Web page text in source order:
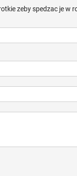
zeby spedzac je w